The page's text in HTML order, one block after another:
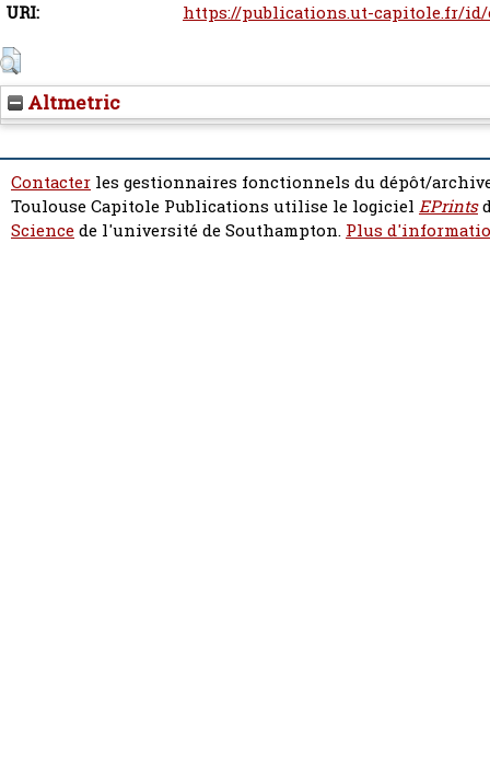
URI:
https://publications.ut-capitole.fr/
Altmetric
Contacter les gestionnaires fonctionnels du dépôt/
Toulouse Capitole Publications utilise le logiciel EPrints
Sciencede l'université de Southampton. Plus